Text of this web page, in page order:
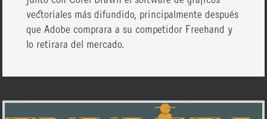
vectoriales más difundido, principalmente después
que Adobe comprara a su competidor Freehand y
lo retirara del mercado.